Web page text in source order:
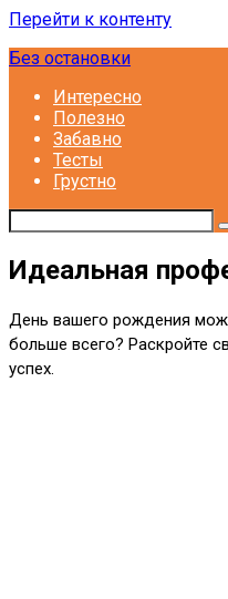
Перейти к контенту
Без остановки
Интересно
Полезно
Забавно
Тесты
Грустно
Идеальная
День вашего рождения
больше всего? Раскройте
успех.